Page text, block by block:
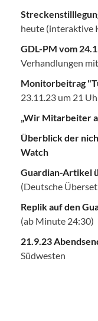
heute (interaktive
GDL-PM vom
Verhandlungen
Monitorbeitrag
23.11.23 um 21
„Wir Mitarbeiter
Überblick der
Watch
Guardian-Artikel
(Deutsche
Replik auf den
(ab Minute 24:30)
21.9.23
Südwesten